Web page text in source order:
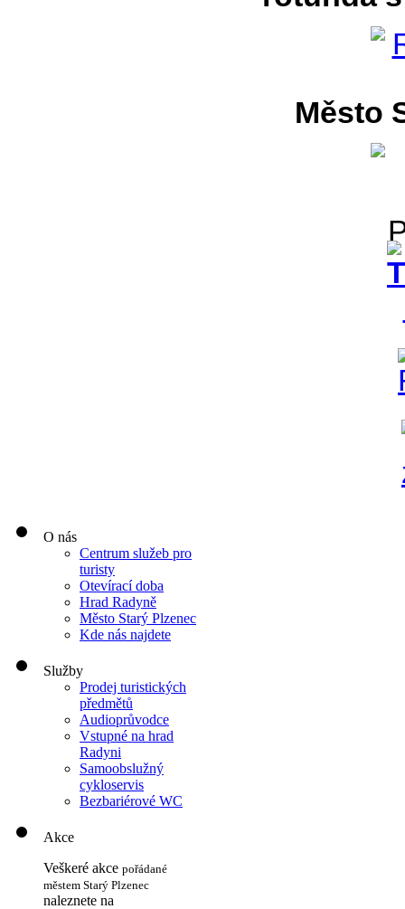
Město
O nás
Centrum služeb pro
turisty
Otevírací doba
Hrad Radyně
Město Starý Plzenec
Kde nás najdete
Služby
Prodej turistických
předmětů
Audioprůvodce
Vstupné na hrad
Radyni
Samoobslužný
cykloservis
Bezbariérové WC
Akce
Veškeré akce pořádané
městem Starý Plzenec
naleznete na